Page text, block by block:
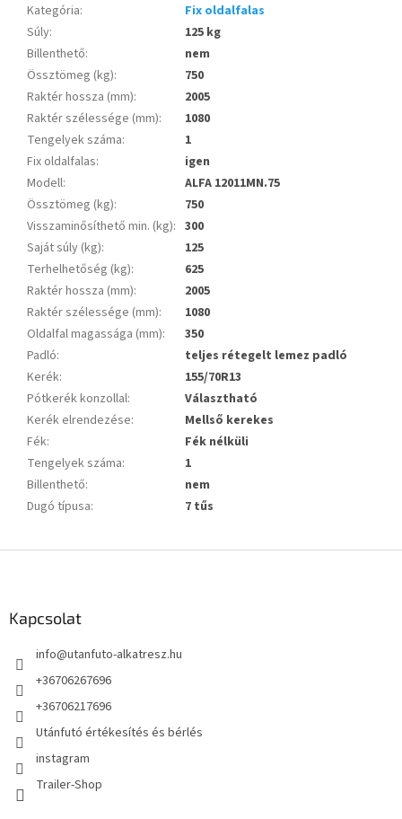
Kategória:
Fix oldalfalas
Súly:
125 kg
Billenthető:
nem
Össztömeg (kg):
750
Raktér hossza (mm):
2005
Raktér szélessége (mm):
1080
Tengelyek száma:
1
Fix oldalfalas:
igen
Modell:
ALFA 12011MN.75
Össztömeg (kg):
750
Visszaminősíthető min. (kg): 300
Saját súly (kg):
125
Terhelhetőség (kg):
625
Raktér hossza (mm):
2005
Raktér szélessége (mm):
1080
Oldalfal magassága (mm):
350
Padló:
teljes rétegelt lemez padló
Kerék:
155/70R13
Pótkerék konzollal:
Választható
Kerék elrendezése:
Mellső kerekes
Fék:
Fék nélküli
Tengelyek száma:
1
Billenthető:
nem
Dugó típusa: 7 tűs
Kapcsolat
info@utanfuto-alkatresz.hu
+36706267696
+36706217696
Utánfutó értékesítés és bérlés
instagram
Trailer-Shop